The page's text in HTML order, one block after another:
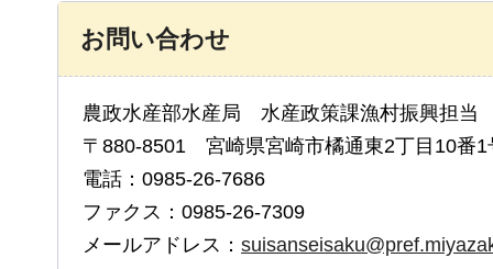
お問い合わせ
農政水産部水産局 水産政策課漁村振興担当
〒880-8501 宮崎県宮崎市橘通東2丁目10番1
電話：0985-26-7686
ファクス：0985-26-7309
メールアドレス：